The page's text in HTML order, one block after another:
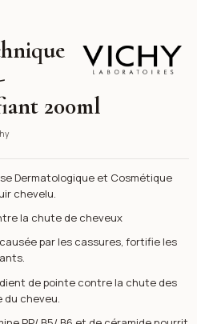
Vichy
200ml
Dermatologique et Cosmétique
chevelu.
la chute de cheveux
par les cassures, fortifie les
de pointe contre la chute des
du cheveu.